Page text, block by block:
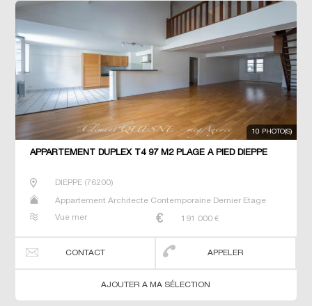
10 PHOTO(S)
APPARTEMENT DUPLEX T4 97 M2 PLAGE À PIED DIEPPE
DIEPPE(76200)
Appartement Architecte Contemporaine Dernier Etage
Villa
Vue mer 191 000 €
CONTACT APPELER
AJOUTER A MA SÉLECTION